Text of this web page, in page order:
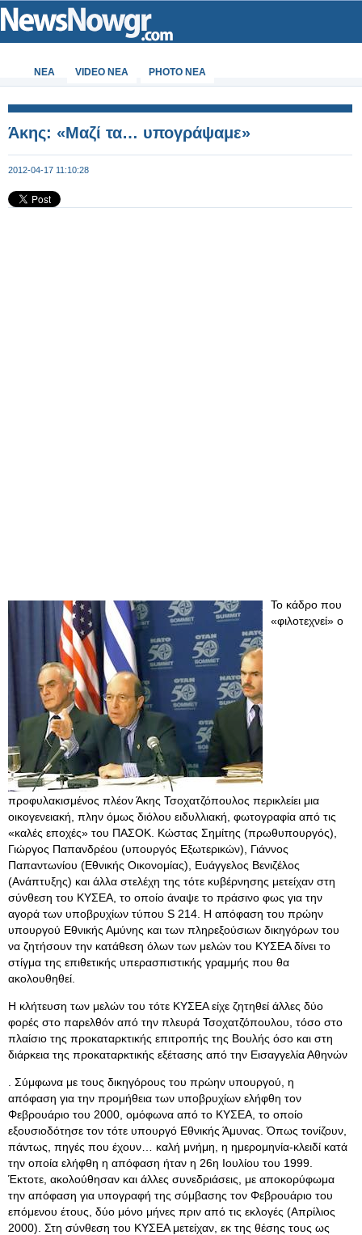
ΝΕΑ VIDEO NEA PHOTO NEA
Άκης: «Μαζί τα… υπογράψαμε»
2012-04-17 11:10:28
Το κάδρο που
«φιλοτεχνεί» ο
προφυλακισμένος πλέον Άκης Τσοχατζόπουλος περικλείει μια
οικογενειακή, πλην όμως διόλου ειδυλλιακή, φωτογραφία από τις
«καλές εποχές» του ΠΑΣΟΚ. Κώστας Σημίτης (πρωθυπουργός),
Γιώργος Παπανδρέου (υπουργός Εξωτερικών), Γιάννος
Παπαντωνίου (Εθνικής Οικονομίας), Ευάγγελος Βενιζέλος
(Ανάπτυξης) και άλλα στελέχη της τότε κυβέρνησης μετείχαν στη
σύνθεση του ΚΥΣΕΑ, το οποίο άναψε το πράσινο φως για την
αγορά των υποβρυχίων τύπου S 214. Η απόφαση του πρώην
υπουργού Εθνικής Αμύνης και των πληρεξούσιων δικηγόρων του
να ζητήσουν την κατάθεση όλων των μελών του ΚΥΣΕΑ δίνει το
στίγμα της επιθετικής υπερασπιστικής γραμμής που θα
ακολουθηθεί.
Η κλήτευση των μελών του τότε ΚΥΣΕΑ είχε ζητηθεί άλλες δύο
φορές στο παρελθόν από την πλευρά Τσοχατζόπουλου, τόσο στο
πλαίσιο της προκαταρκτικής επιτροπής της Βουλής όσο και στη
διάρκεια της προκαταρκτικής εξέτασης από την Εισαγγελία Αθηνών
. Σύμφωνα με τους δικηγόρους του πρώην υπουργού, η
απόφαση για την προμήθεια των υποβρυχίων ελήφθη τον
Φεβρουάριο του 2000, ομόφωνα από το ΚΥΣΕΑ, το οποίο
εξουσιοδότησε τον τότε υπουργό Εθνικής Άμυνας. Όπως τονίζουν,
πάντως, πηγές που έχουν… καλή μνήμη, η ημερομηνία-κλειδί κατά
την οποία ελήφθη η απόφαση ήταν η 26η Ιουλίου του 1999.
Έκτοτε, ακολούθησαν και άλλες συνεδριάσεις, με αποκορύφωμα
την απόφαση για υπογραφή της σύμβασης τον Φεβρουάριο του
επόμενου έτους, δύο μόνο μήνες πριν από τις εκλογές (Απρίλιος
2000). Στη σύνθεση του ΚΥΣΕΑ μετείχαν, εκ της θέσης τους ως